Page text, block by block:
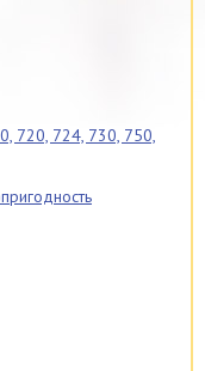
720, 724, 730, 750,